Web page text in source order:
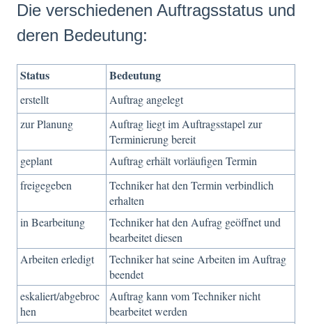
Die verschiedenen Auftragsstatus und
deren Bedeutung:
Status Bedeutung
erstellt
Auftrag angelegt
zur Planung
Auftrag liegt im Auftragsstapel zur
Terminierung bereit
geplant
Auftrag erhält vorläufigen Termin
freigegeben
Techniker hat den Termin verbindlich
erhalten
in Bearbeitung
Techniker hat den Aufrag geöffnet und
bearbeitet diesen
Arbeiten erledigt
Techniker hat seine Arbeiten im Auftrag
beendet
eskaliert/abgebroc
hen
Auftrag kann vom Techniker nicht
bearbeitet werden